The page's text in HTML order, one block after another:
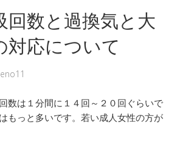
回数と過換気と大
対応について
数は１分間に１４回～２０回ぐらいで
もっと多いです。若い成人女性の方が